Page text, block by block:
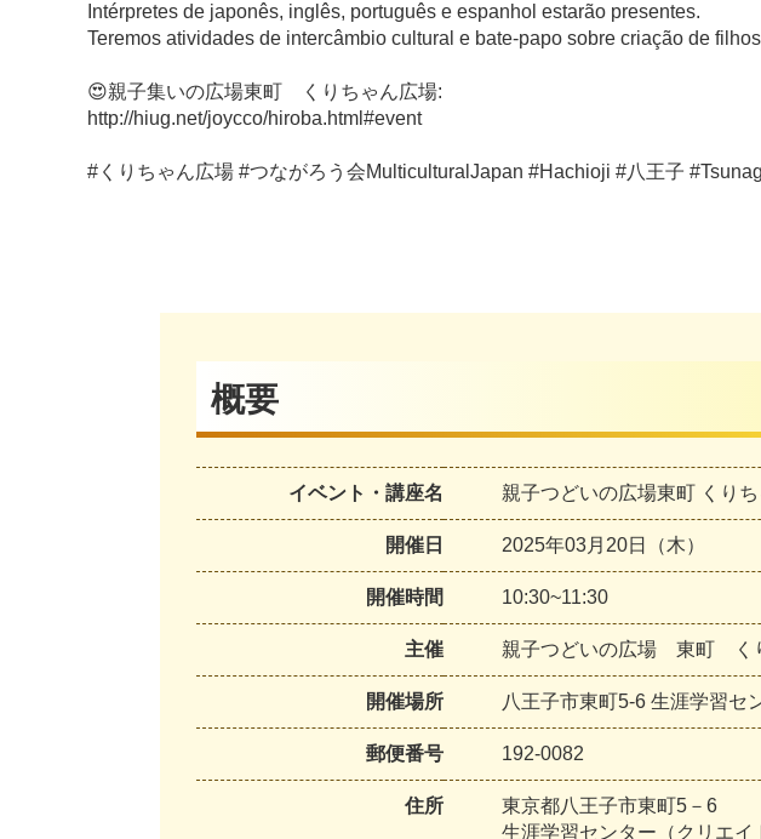
Intérpretes de japonês, inglês, português e espanhol estarão presentes.
Teremos atividades de intercâmbio cultural e bate-papo sobre criação de
😍親子集いの広場東町 くりちゃん広場:
http://hiug.net/joycco/hiroba.html#event
#くりちゃん広場 #つながろう会MulticulturalJapan #Hachioji #八王子
概要
イベント・講座名 親子つどいの広場東町 くり
開催日 2025年03月20日（木）
開催時間 10:30~11:30
主催 親子つどいの広場 東町 く
開催場所 八王子市東町5-6 生涯学習セ
郵便番号 192-0082
住所
東京都八王子市東町5－6
生涯学習センター（クリエイ